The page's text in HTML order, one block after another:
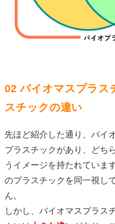
02 バイオマスプラス
スチックの違い
先ほど紹介した通り、バイ
プラスチックがあり、どち
うイメージを持たれていま
のプラスチックを同一視し
ん。
しかし、バイオマスプラス